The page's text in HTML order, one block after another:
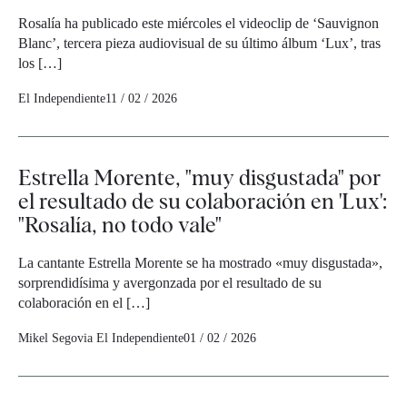
Rosalía ha publicado este miércoles el videoclip de ‘Sauvignon
Blanc’, tercera pieza audiovisual de su último álbum ‘Lux’, tras
los […]
El Independiente11 / 02 / 2026
Estrella Morente, "muy disgustada" por
el resultado de su colaboración en 'Lux':
"Rosalía, no todo vale"
La cantante Estrella Morente se ha mostrado «muy disgustada»,
sorprendidísima y avergonzada por el resultado de su
colaboración en el […]
Mikel Segovia El Independiente01 / 02 / 2026